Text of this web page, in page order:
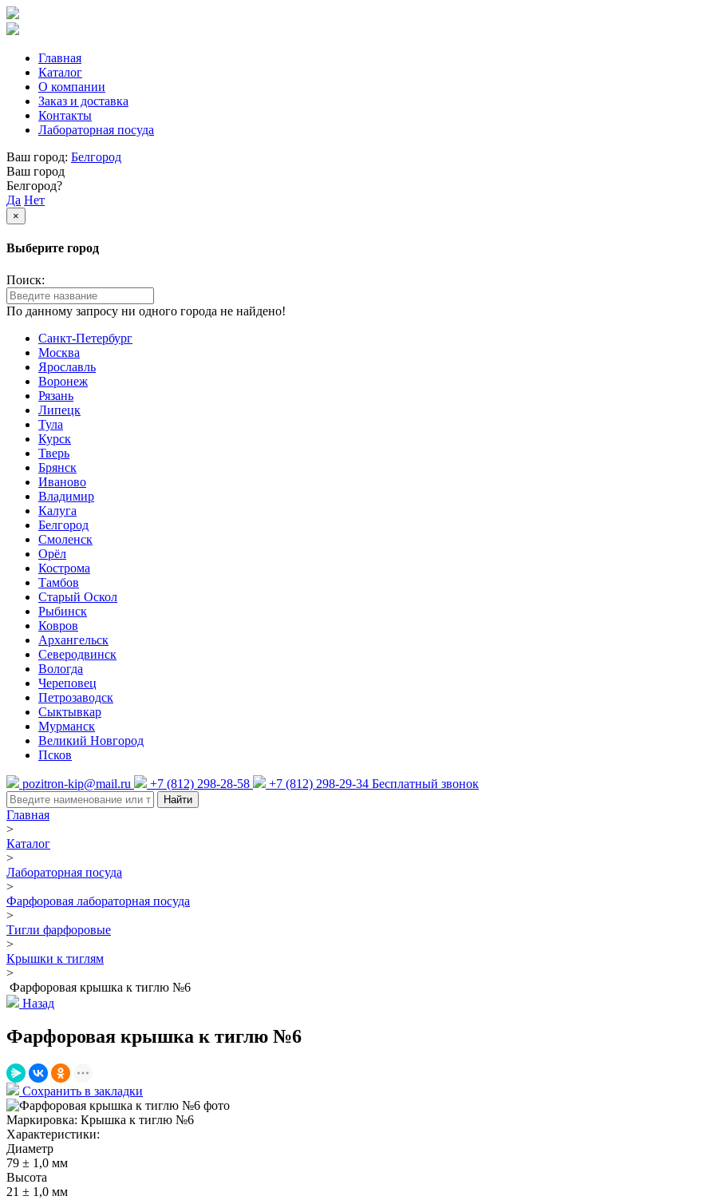
Главная
Каталог
О компании
Заказ и доставка
Контакты
Лабораторная посуда
Ваш город: Белгород
Ваш город
Белгород?
Да Нет
×
Выберите город
Поиск:
По данному запросу ни одного города не найдено!
Санкт-Петербург
Москва
Ярославль
Воронеж
Рязань
Липецк
Тула
Курск
Тверь
Брянск
Иваново
Владимир
Калуга
Белгород
Смоленск
Орёл
Кострома
Тамбов
Старый Оскол
Рыбинск
Ковров
Архангельск
Северодвинск
Вологда
Череповец
Петрозаводск
Сыктывкар
Мурманск
Великий Новгород
Псков
pozitron-kip@mail.ru +7 (812) 298-28-58 +7 (812) 298-29-34 Бесплатный звонок
Найти
Главная
>
Каталог
>
Лабораторная посуда
>
Фарфоровая лабораторная посуда
>
Тигли фарфоровые
>
Крышки к тиглям
>
Фарфоровая крышка к тиглю №6
Назад
Фарфоровая крышка к тиглю №6
Сохранить в закладки
Маркировка: Крышка к тиглю №6
Характеристики:
Диаметр
79 ± 1,0 мм
Высота
21 ± 1,0 мм